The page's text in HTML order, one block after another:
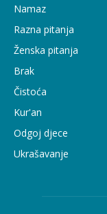
Namaz
Razna pitanja
Ženska pitanja
Brak
Čistoća
Kur'an
Odgoj djece
Ukrašavanje